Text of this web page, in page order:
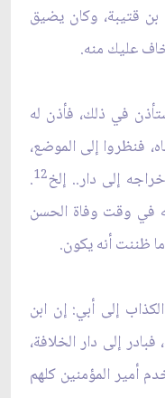
بن قتيبة، وكان يضيق
عليك منه.
في ذلك، فأذن له
فنظروا إلى الموضع،
إلى دار.. إلخ12
.
في وقت وفاة الحسن
ظننت أنه يكون.
الكذاب إلى أبي: إن ابن
إلى دار الخلافة،
أمير المؤمنين كلهم